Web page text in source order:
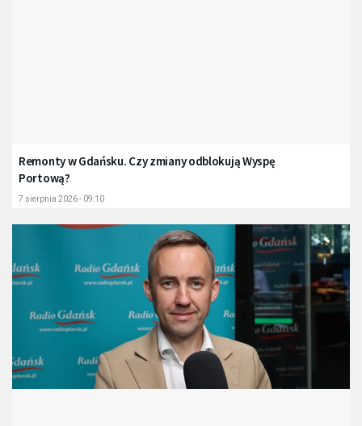
Remonty w Gdańsku. Czy zmiany odblokują Wyspę
Portową?
7 sierpnia 2026 - 09:10